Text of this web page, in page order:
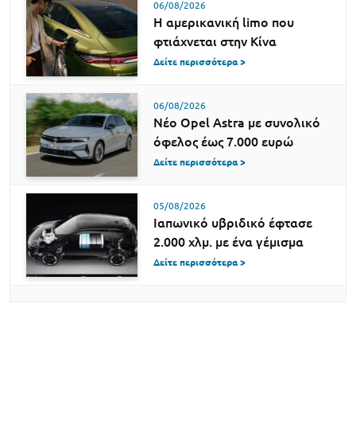
06/08/2026
Η αμερικανική limo που
φτιάχνεται στην Κίνα
Δείτε περισσότερα >
06/08/2026
Νέο Opel Astra με συνολικό
όφελος έως 7.000 ευρώ
Δείτε περισσότερα >
05/08/2026
Ιαπωνικό υβριδικό έφτασε
2.000 χλμ. με ένα γέμισμα
Δείτε περισσότερα >